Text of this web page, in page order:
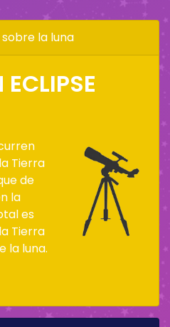
la luna
Tierra
de
la
es
Tierra
la luna.